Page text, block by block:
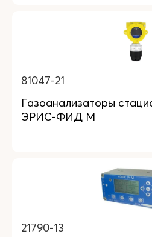
81047-21
Газоанализаторы
ЭРИС-ФИД М
21790-13